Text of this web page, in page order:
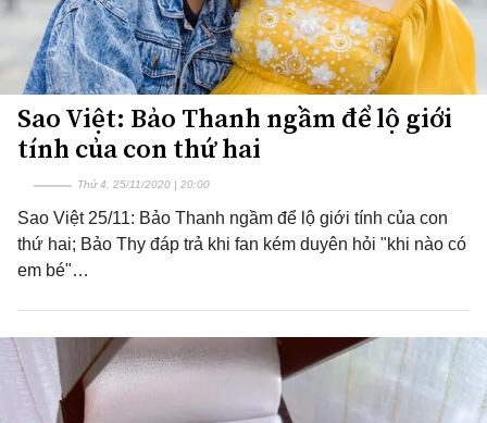
Sao Việt: Bảo Thanh ngầm để lộ giới
tính của con thứ hai
Thứ 4, 25/11/2020 | 20:00
Sao Việt 25/11: Bảo Thanh ngầm để lộ giới tính của con
thứ hai; Bảo Thy đáp trả khi fan kém duyên hỏi "khi nào có
em bé"…